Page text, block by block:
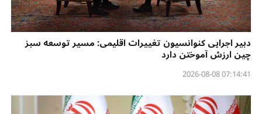
دبیر اجرایی کنوانسیون تغییرات اقلیمی: مسیر توسعه سبز
چین ارزش آموختن دارد
07:14:41 2026-08-08